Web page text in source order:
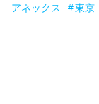
アネックス
東京